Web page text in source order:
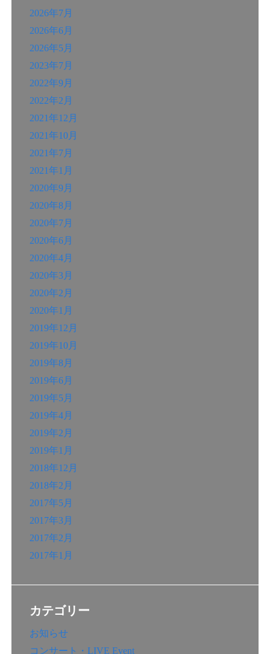
2026年7月
2026年6月
2026年5月
2023年7月
2022年9月
2022年2月
2021年12月
2021年10月
2021年7月
2021年1月
2020年9月
2020年8月
2020年7月
2020年6月
2020年4月
2020年3月
2020年2月
2020年1月
2019年12月
2019年10月
2019年8月
2019年6月
2019年5月
2019年4月
2019年2月
2019年1月
2018年12月
2018年2月
2017年5月
2017年3月
2017年2月
2017年1月
カテゴリー
お知らせ
コンサート・LIVE Event